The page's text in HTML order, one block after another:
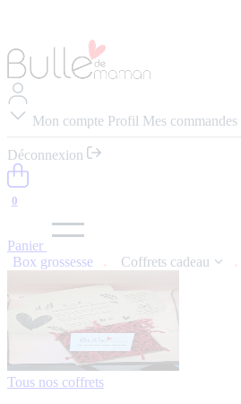
Mon compte Profil Mes commandes
Déconnexion
0
Panier
Box grossesse
Coffrets cadeau
Tous nos coffrets